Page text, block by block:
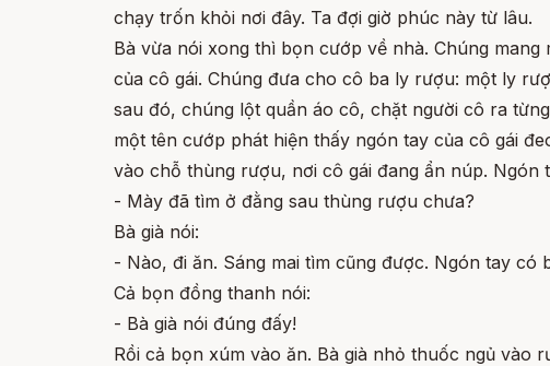
chạy trốn khỏi nơi đây. Ta đợi giờ phúc này từ lâu.
Bà vừa nói xong thì bọn cướp về nhà. Chúng
của cô gái. Chúng đưa cho cô ba ly rượu: một ly
sau đó, chúng lột quần áo cô, chặt người cô ra
một tên cướp phát hiện thấy ngón tay của cô gái
vào chỗ thùng rượu, nơi cô gái đang ẩn núp.
- Mày đã tìm ở đằng sau thùng rượu chưa?
Bà già nói:
- Nào, đi ăn. Sáng mai tìm cũng được. Ngón tay có
Cả bọn đồng thanh nói:
- Bà già nói đúng đấy!
Rồi cả bọn xúm vào ăn. Bà già nhỏ thuốc ngủ vào